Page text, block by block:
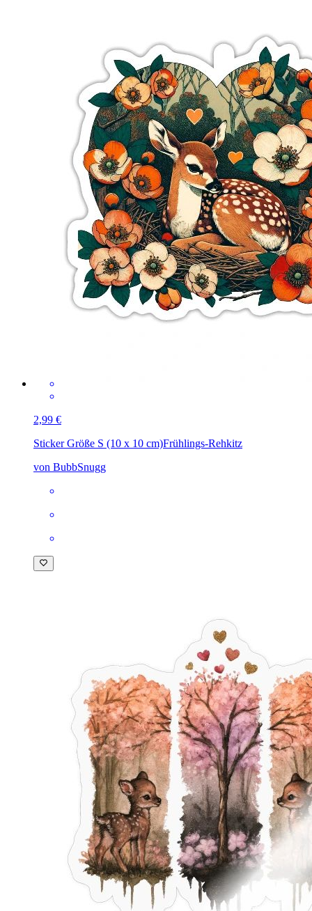
2,99 €
Sticker Größe S (10 x 10 cm)Frühlings-Rehkitz
von BubbSnugg